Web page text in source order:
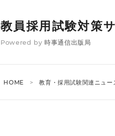
教員採用試験対策
Powered by 時事通信出版局
HOME 教育・採用試験関連ニュー